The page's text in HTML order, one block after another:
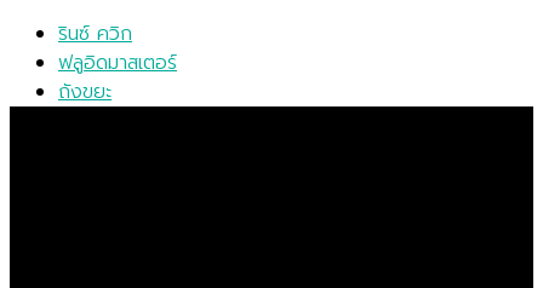
Skip
content
รินซ์ ควิก
ฟลูอิดมาสเตอร์
ถังขยะ